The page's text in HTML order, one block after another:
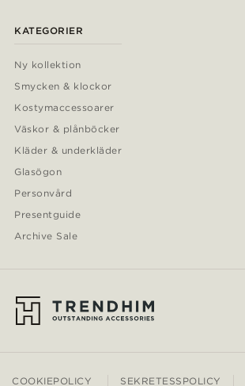
KATEGORIER
Ny kollektion
Smycken & klockor
Kostymaccessoarer
Väskor & plånböcker
Kläder & underkläder
Glasögon
Personvård
Presentguide
Archive Sale
COOKIEPOLICY SEKRETESSPOLICY